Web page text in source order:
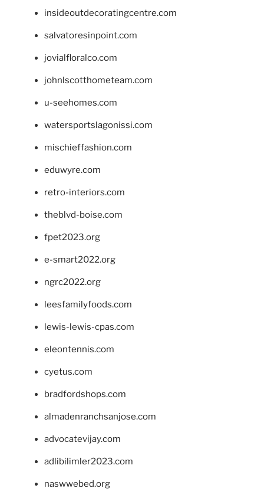
insideoutdecoratingcentre.com
salvatoresinpoint.com
jovialfloralco.com
johnlscotthometeam.com
u-seehomes.com
watersportslagonissi.com
mischieffashion.com
eduwyre.com
retro-interiors.com
theblvd-boise.com
fpet2023.org
e-smart2022.org
ngrc2022.org
leesfamilyfoods.com
lewis-lewis-cpas.com
eleontennis.com
cyetus.com
bradfordshops.com
almadenranchsanjose.com
advocatevijay.com
adlibilimler2023.com
naswwebed.org